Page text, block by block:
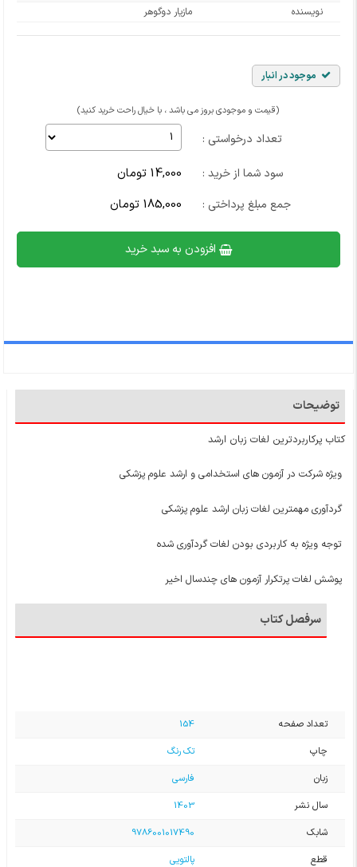
نویسنده
مازیار دوگوهر
موجود در انبار
(قیمت و موجودی بروز می باشد ، با خیال راحت خرید کنید)
تعداد درخواستی :
سود شما از خرید : 14,000 تومان
جمع مبلغ پرداختی : 185,000 تومان
افزودن به سبد خرید
توضیحات
کتاب پرکاربردترین لغات زبان ارشد
ویژه شرکت در آزمون های استخدامی و ارشد علوم پزشکی
گردآوری مهمترین لغات زبان ارشد علوم پزشکی
توجه ویژه به کاربردی بودن لغات گردآوری شده
پوشش لغات پرتکرار آزمون های چندسال اخیر
سرفصل کتاب
تعداد صفحه
154
چاپ
تک رنگ
زبان
فارسی
سال نشر
1403
شابک
9786001017490
قطع
پالتویی